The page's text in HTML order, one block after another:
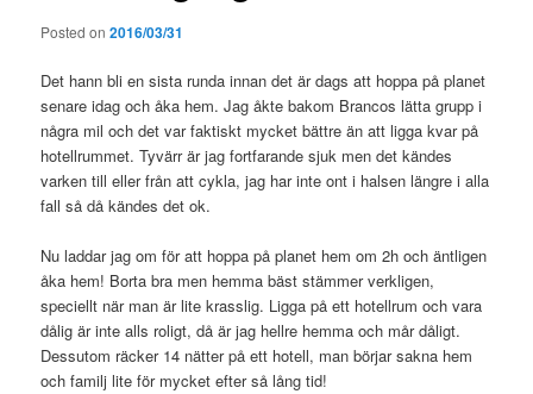
Posted on2016/03/31
Det hann bli en sista runda innan det är dags att hoppa på planet
senare idag och åka hem. Jag åkte bakom Brancos lätta grupp i
några mil och det var faktiskt mycket bättre än att ligga kvar på
hotellrummet. Tyvärr är jag fortfarande sjuk men det kändes
varken till eller från att cykla, jag har inte ont i halsen längre i alla
fall så då kändes det ok.
Nu laddar jag om för att hoppa på planet hem om 2h och äntligen
åka hem! Borta bra men hemma bäst stämmer verkligen,
speciellt när man är lite krasslig. Ligga på ett hotellrum och vara
dålig är inte alls roligt, då är jag hellre hemma och mår dåligt.
Dessutom räcker 14 nätter på ett hotell, man börjar sakna hem
och familj lite för mycket efter så lång tid!